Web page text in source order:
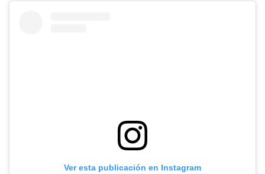
Ver esta publicación en Instagram